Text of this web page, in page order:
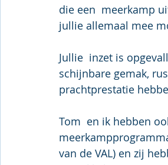
die een  meerkamp
jullie allemaal mee
Jullie  inzet is
schijnbare gemak,
prachtprestatie
Tom  en ik hebben
van de VAL) en zij